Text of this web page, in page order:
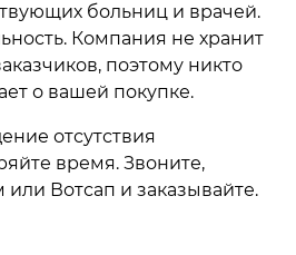
больниц и врачей.
Компания не хранит
поэтому никто
о вашей покупке.
отсутствия
время. Звоните,
или Вотсап и заказывайте.